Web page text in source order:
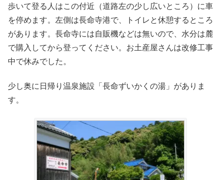
歩いて登る人はこの付近（道路左の少し広いところ）に車
を停めます。左側は長命寺港で、トイレと休憩するところ
があります。長命寺には自販機などは無いので、水分は麓
で購入してから登ってください。お土産屋さんは改修工事
中で休みでした。
少し奥に日帰り温泉施設「長命ずいかくの湯」がありま
す。